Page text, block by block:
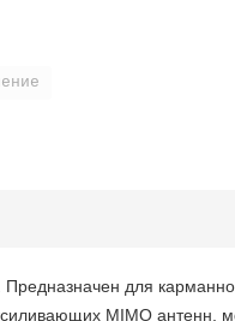
для
MIMO антенн ,